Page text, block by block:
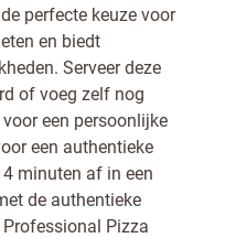
perfecte keuze voor
en biedt
Serveer deze
of voeg zelf nog
een persoonlijke
een authentieke
minuten af in een
de authentieke
Professional Pizza